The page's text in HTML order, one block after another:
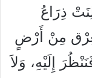
ذِرَاعُ
مِنْ أَرْضٍ
إِلَيْهِ، وَلاَ